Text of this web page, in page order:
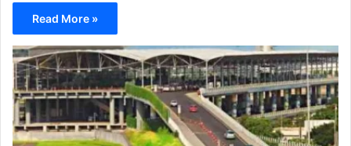
Read More »